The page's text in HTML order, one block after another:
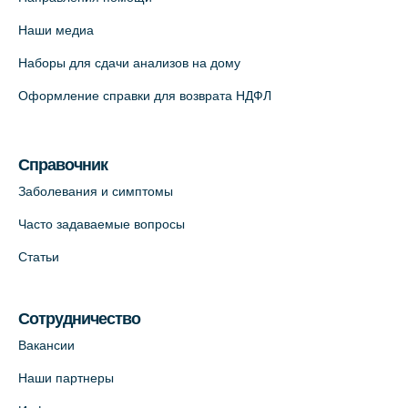
+7 (812) 664-55-80
На карте
+7 (812) 660-73-69
На карте
На карте
Лабораторный терминал на
Наши медиа
Наборы для сдачи анализов на дому
Оформление справки для возврата НДФЛ
Справочник
Заболевания и симптомы
Часто задаваемые вопросы
Статьи
Сотрудничество
Вакансии
Наши партнеры